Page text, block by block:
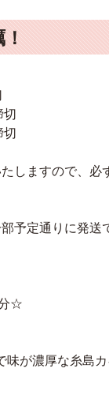
切
切
しますので、必
予定通りに発送
☆
が濃厚な糸島